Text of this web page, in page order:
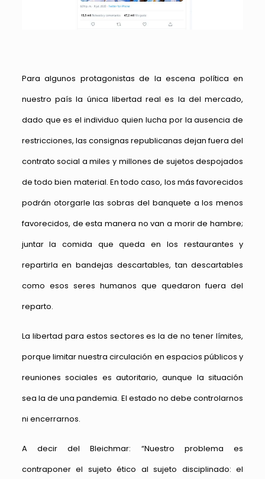
Para algunos protagonistas de la escena política en
nuestro país la única libertad real es la del mercado,
dado que es el individuo quien lucha por la ausencia de
restricciones, las consignas republicanas dejan fuera del
contrato social a miles y millones de sujetos despojados
de todo bien material. En todo caso, los más favorecidos
podrán otorgarle las sobras del banquete a los menos
favorecidos, de esta manera no van a morir de hambre;
juntar la comida que queda en los restaurantes y
repartirla en bandejas descartables, tan descartables
como esos seres humanos que quedaron fuera del
reparto.
La libertad para estos sectores es la de no tener límites,
porque limitar nuestra circulación en espacios públicos y
reuniones sociales es autoritario, aunque la situación
sea la de una pandemia. El estado no debe controlarnos
ni encerrarnos.
A decir del Bleichmar: “Nuestro problema es
contraponer el sujeto ético al sujeto disciplinado: el